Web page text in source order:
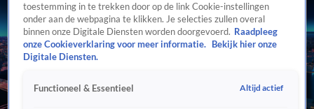
toestemming in te trekken door op de link Cookie-instellingen
onder aan de webpagina te klikken. Je selecties zullen overal
binnen onze Digitale Diensten worden doorgevoerd. Raadpleeg
onze Cookieverklaring voor meer informatie.
Bekijk hier onze
Digitale Diensten.
Functioneel & Essentieel Altijd actief